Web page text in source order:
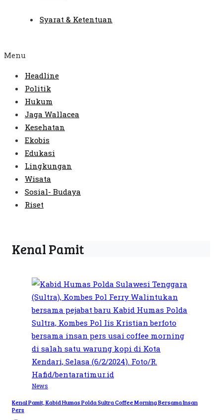
Syarat & Ketentuan
Menu
Headline
Politik
Hukum
Jaga Wallacea
Kesehatan
Ekobis
Edukasi
Lingkungan
Wisata
Sosial- Budaya
Riset
Kenal Pamit
News
Kenal Pamit, Kabid Humas Polda Sultra Coffee Morning Bersama Insan
Pers